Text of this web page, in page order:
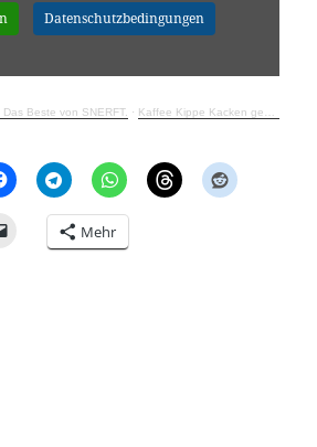
Datenschutzbedingungen
Beste von SNERFT. · Kaffee Kippe Kacken gehen
Mehr